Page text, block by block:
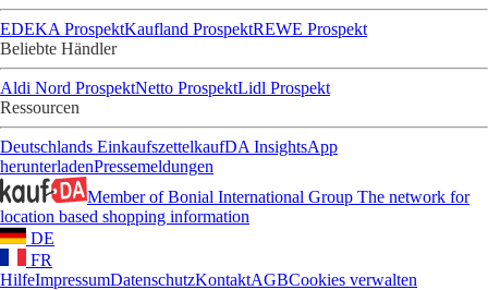
EDEKA ProspektKaufland ProspektREWE Prospekt
Beliebte Händler
Aldi Nord ProspektNetto ProspektLidl Prospekt
Ressourcen
Deutschlands EinkaufszettelkaufDA InsightsApp
herunterladenPressemeldungen
Member of Bonial International Group The network for
location based shopping information
DE
FR
HilfeImpressumDatenschutzKontaktAGBCookies verwalten